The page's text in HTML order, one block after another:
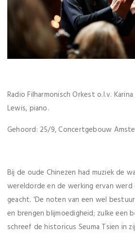
Radio Filharmonisch Orkest o.l.v.
Lewis, piano.
Gehoord: 25/9, Concertgebouw
Bij de oude Chinezen had muziek de
wereldorde en de werking ervan werd
geacht. ‘De noten van een wel
en brengen blijmoedigheid; zulke een
schreef de historicus Seuma Tsien in